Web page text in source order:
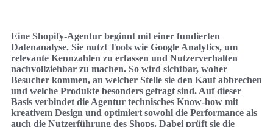
Eine Shopify-Agentur beginnt mit einer fundierten
Datenanalyse. Sie nutzt Tools wie Google Analytics, um
relevante Kennzahlen zu erfassen und Nutzerverhalten
nachvollziehbar zu machen. So wird sichtbar, woher
Besucher kommen, an welcher Stelle sie den Kauf abbrechen
und welche Produkte besonders gefragt sind. Auf dieser
Basis verbindet die Agentur technisches Know-how mit
kreativem Design und optimiert sowohl die Performance als
auch die Nutzerführung des Shops. Dabei prüft sie die